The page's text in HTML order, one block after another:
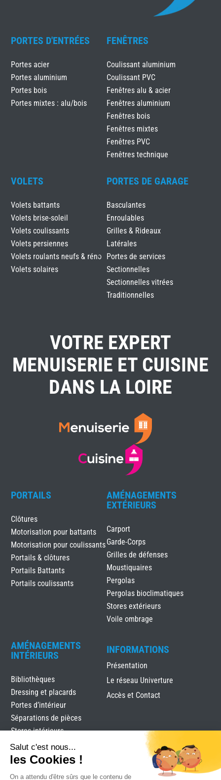
PORTES D'ENTRÉES
Portes acier
Portes aluminium
Portes bois
Portes mixtes : alu/bois
FENÊTRES
Coulissant aluminium
Coulissant PVC
Fenêtres alu & acier
Fenêtres aluminium
Fenêtres bois
Fenêtres mixtes
Fenêtres PVC
Fenêtres technique
VOLETS
Volets battants
Volets brise-soleil
Volets coulissants
Volets persiennes
Volets roulants neufs & réno
Volets solaires
PORTES DE GARAGE
Basculantes
Enroulables
Grilles & Rideaux
Latérales
Portes de services
Sectionnelles
Sectionnelles vitrées
Traditionnelles
VOTRE EXPERT
MENUISERIE ET CUISINE
DANS LA LOIRE
PORTAILS
Clôtures
Motorisation pour battants
Motorisation pour coulissants
Portails & clôtures
Portails Battants
Portails coulissants
AMÉNAGEMENTS
EXTÉRIEURS
Carport
Garde-Corps
Grilles de défenses
Moustiquaires
Pergolas
Pergolas bioclimatiques
Stores extérieurs
Voile ombrage
AMÉNAGEMENTS
INTÉRIEURS
Bibliothèques
Dressing et placards
Portes d’intérieur
Séparations de pièces
Stores intérieurs
Verrières
INFORMATIONS
Présentation
Le réseau Univerture
Accès et Contact
Salut c'est nous...
les Cookies !
On a attendu d'être sûrs que le contenu de